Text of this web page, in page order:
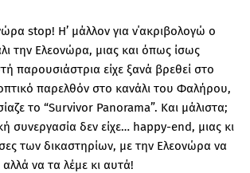
stop! H’ μάλλον για ν΄ακριβολογώ ο
την Ελεονώρα, μιας και όπως ίσως
παρουσιάστρια είχε ξανά βρεθεί στο
παρελθόν στο κανάλι του Φαλήρου,
το “Survivor Panorama”. Και μάλιστα;
συνεργασία δεν είχε… happy-end, μιας κι
των δικαστηρίων, με την Ελεονώρα να
αλλά να τα λέμε κι αυτά!